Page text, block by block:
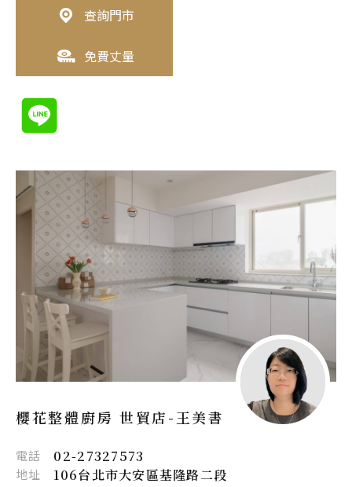
查詢門市
免費丈量
櫻花整體廚房 世貿店-王美書
電話 02-27327573
地址
106台北市大安區基隆路二段